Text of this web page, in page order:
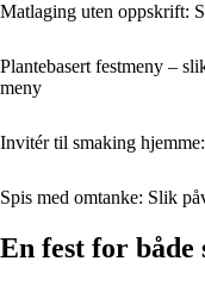
Matlaging uten oppskrift:
Plantebasert festmeny –
meny
Invitér til smaking
Spis med omtanke: Slik
En fest for både